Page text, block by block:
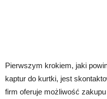
Pierwszym krokiem, jaki
kaptur do kurtki, jest
firm oferuje możliwość